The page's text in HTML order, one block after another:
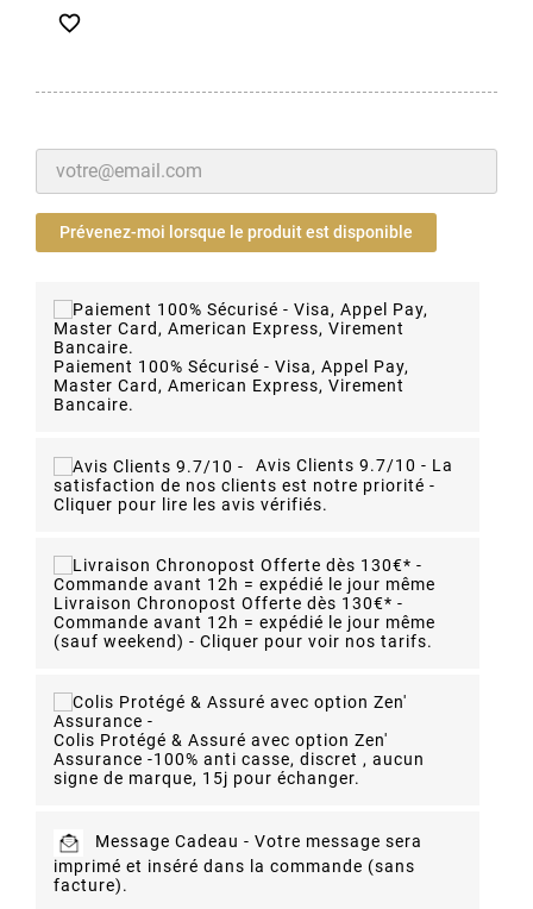

Prévenez-moi lorsque le produit est disponible
Paiement 100% Sécurisé - Visa, Appel Pay,
Master Card, American Express, Virement
Bancaire.
Avis Clients 9.7/10 - La
satisfaction de nos clients est notre priorité -
Cliquer pour lire les avis vérifiés.
Livraison Chronopost Offerte dès 130€* -
Commande avant 12h = expédié le jour même
(sauf weekend) - Cliquer pour voir nos tarifs.
Colis Protégé & Assuré avec option Zen'
Assurance -100% anti casse, discret , aucun
signe de marque, 15j pour échanger.
Message Cadeau - Votre message sera
imprimé et inséré dans la commande (sans
facture).